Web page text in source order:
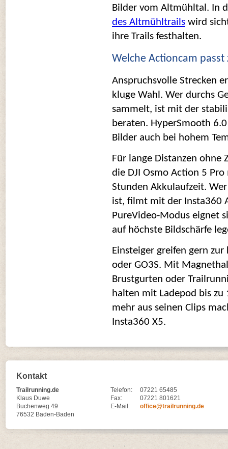
Bilder vom Altmühltal. In
des Altmühltrails wird
ihre Trails festhalten.
Welche Actioncam
Anspruchsvolle Strecken
kluge Wahl. Wer durchs
sammelt, ist mit der
beraten. HyperSmooth
Bilder auch bei hohem
Für lange Distanzen ohne
die DJI Osmo Action 5
Stunden Akkulaufzeit.
ist, filmt mit der Insta360
PureVideo-Modus eignet
auf höchste Bildschärfe
Einsteiger greifen gern
oder GO3S. Mit
Brustgurten oder
halten mit Ladepod bis
mehr aus seinen Clips
Insta360 X5.
Kontakt
Trailrunning.de
Klaus Duwe
Buchenweg 49
76532 Baden-Baden
Telefon:
07221 65485
Fax:
07221 801621
E-Mail:
office@trailrunning.de